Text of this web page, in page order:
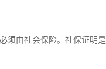
由社会保险。社保证明